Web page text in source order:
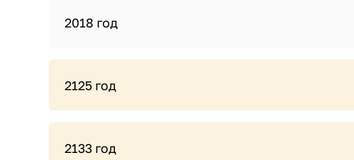
2018 год
2125 год
2133 год